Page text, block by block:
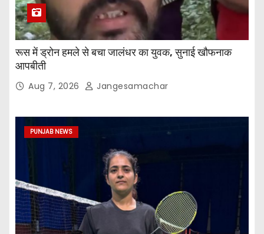
रूस में ड्रोन हमले से बचा जालंधर का युवक, सुनाई खौफनाक
आपबीती
Aug 7, 2026 Jangesamachar
PUNJAB NEWS